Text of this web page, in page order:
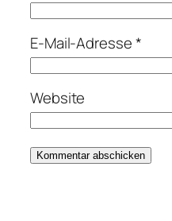
E-Mail-Adresse*
Website